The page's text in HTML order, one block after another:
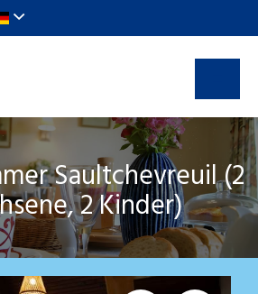
Saultchevreuil (2
2 Kinder)